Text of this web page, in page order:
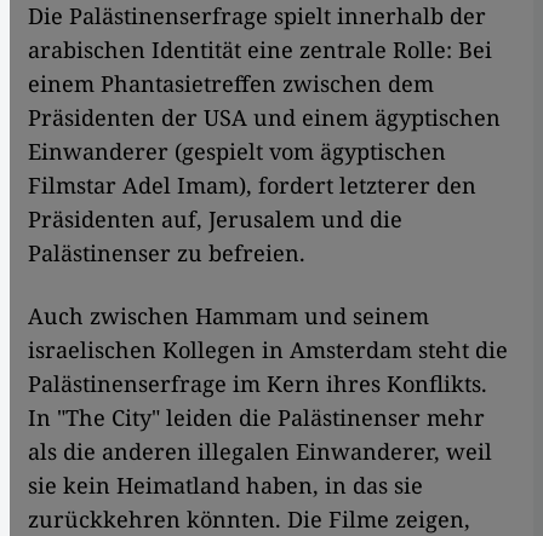
Die Palästinenserfrage spielt innerhalb der
arabischen Identität eine zentrale Rolle: Bei
einem Phantasietreffen zwischen dem
Präsidenten der USA und einem ägyptischen
Einwanderer (gespielt vom ägyptischen
Filmstar Adel Imam), fordert letzterer den
Präsidenten auf, Jerusalem und die
Palästinenser zu befreien.
Auch zwischen Hammam und seinem
israelischen Kollegen in Amsterdam steht die
Palästinenserfrage im Kern ihres Konflikts.
In "The City" leiden die Palästinenser mehr
als die anderen illegalen Einwanderer, weil
sie kein Heimatland haben, in das sie
zurückkehren könnten. Die Filme zeigen,